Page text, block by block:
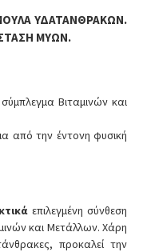
ΥΔΑΤΑΝΘΡΑΚΩΝ.
ΜΥΩΝ.
Βιταμινών και
από την έντονη φυσική
επιλεγμένη σύνθεση
και Μετάλλων. Χάρη
προκαλεί την